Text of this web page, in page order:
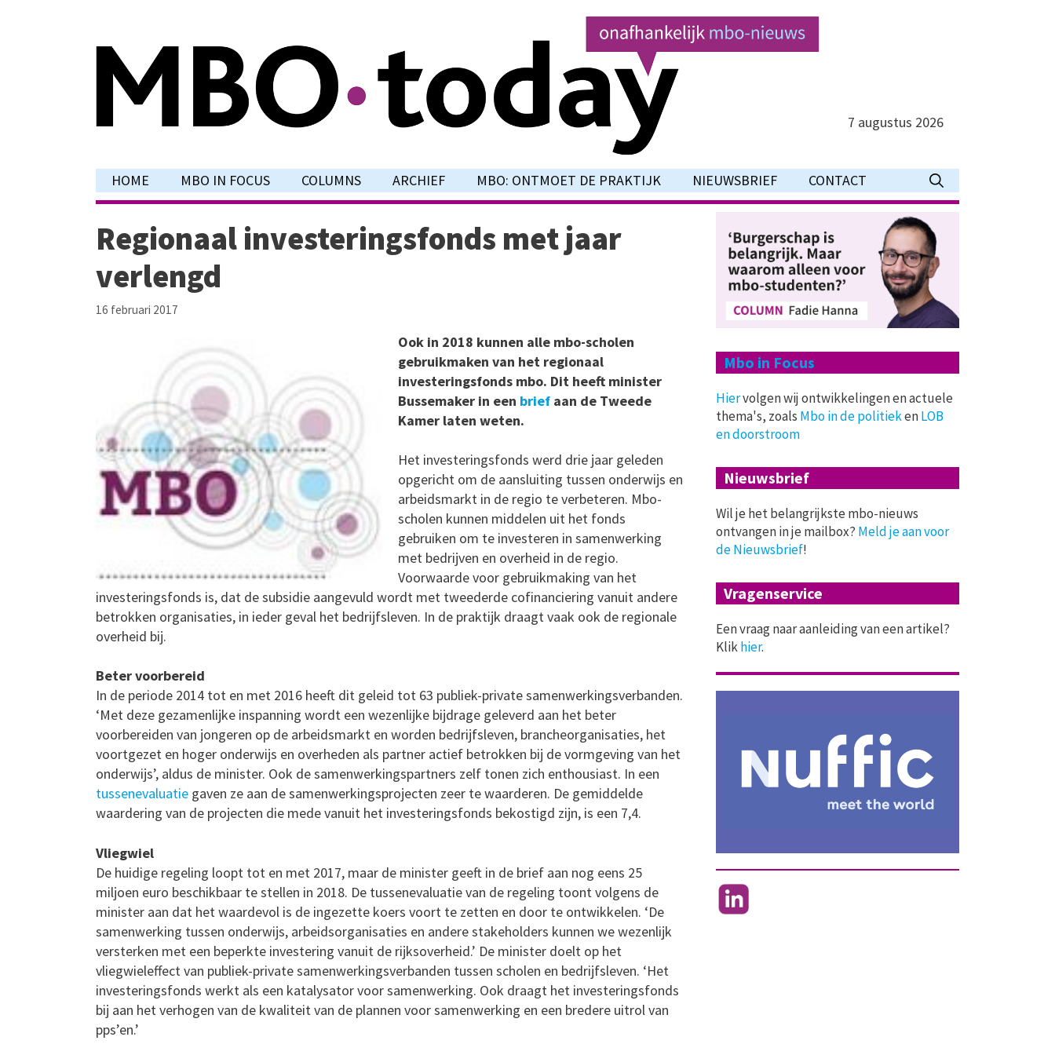
7 augustus 2026
HOME MBO IN FOCUS COLUMNS ARCHIEF MBO: ONTMOET DE PRAKTIJK NIEUWSBRIEF CONTACT
Regionaal investeringsfonds met jaar
verlengd
16 februari 2017
Ook in 2018 kunnen alle mbo-scholen
gebruikmaken van het regionaal
investeringsfonds mbo. Dit heeft minister
Bussemaker in een brief aan de Tweede
Kamer laten weten.
Het investeringsfonds werd drie jaar geleden
opgericht om de aansluiting tussen onderwijs en
arbeidsmarkt in de regio te verbeteren. Mbo-
scholen kunnen middelen uit het fonds
gebruiken om te investeren in samenwerking
met bedrijven en overheid in de regio.
Voorwaarde voor gebruikmaking van het
investeringsfonds is, dat de subsidie aangevuld wordt met tweederde cofinanciering vanuit andere
betrokken organisaties, in ieder geval het bedrijfsleven. In de praktijk draagt vaak ook de regionale
overheid bij.
Beter voorbereid
In de periode 2014 tot en met 2016 heeft dit geleid tot 63 publiek-private samenwerkingsverbanden.
‘Met deze gezamenlijke inspanning wordt een wezenlijke bijdrage geleverd aan het beter
voorbereiden van jongeren op de arbeidsmarkt en worden bedrijfsleven, brancheorganisaties, het
voortgezet en hoger onderwijs en overheden als partner actief betrokken bij de vormgeving van het
onderwijs’, aldus de minister. Ook de samenwerkingspartners zelf tonen zich enthousiast. In een
tussenevaluatie gaven ze aan de samenwerkingsprojecten zeer te waarderen. De gemiddelde
waardering van de projecten die mede vanuit het investeringsfonds bekostigd zijn, is een 7,4.
Vliegwiel
De huidige regeling loopt tot en met 2017, maar de minister geeft in de brief aan nog eens 25
miljoen euro beschikbaar te stellen in 2018. De tussenevaluatie van de regeling toont volgens de
minister aan dat het waardevol is de ingezette koers voort te zetten en door te ontwikkelen. ‘De
samenwerking tussen onderwijs, arbeidsorganisaties en andere stakeholders kunnen we wezenlijk
versterken met een beperkte investering vanuit de rijksoverheid.’ De minister doelt op het
vliegwieleffect van publiek-private samenwerkingsverbanden tussen scholen en bedrijfsleven. ‘Het
investeringsfonds werkt als een katalysator voor samenwerking. Ook draagt het investeringsfonds
bij aan het verhogen van de kwaliteit van de plannen voor samenwerking en een bredere uitrol van
pps’en.’
Mbo in Focus
Hiervolgen wij ontwikkelingen en actuele
thema's, zoals Mbo in de politiekenLOB
en doorstroom
Nieuwsbrief
Wil je het belangrijkste mbo-nieuws
ontvangen in je mailbox? Meld je aan voor
de Nieuwsbrief!
Vragenservice
Een vraag naar aanleiding van een artikel?
Klikhier.